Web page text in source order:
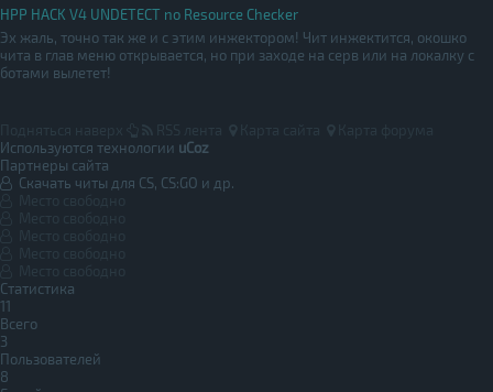
HPP HACK V4 UNDETECT no Resource Checker
Эх жаль, точно так же и с этим инжектором! Чит инжектится, окошко
чита в глав меню открывается, но при заходе на серв или на локалку с
ботами вылетет!
Используются технологии uCoz
Партнеры сайта
Скачать читы для CS, CS:GO и др.
Статистика
11
Всего
3
Пользователей
8